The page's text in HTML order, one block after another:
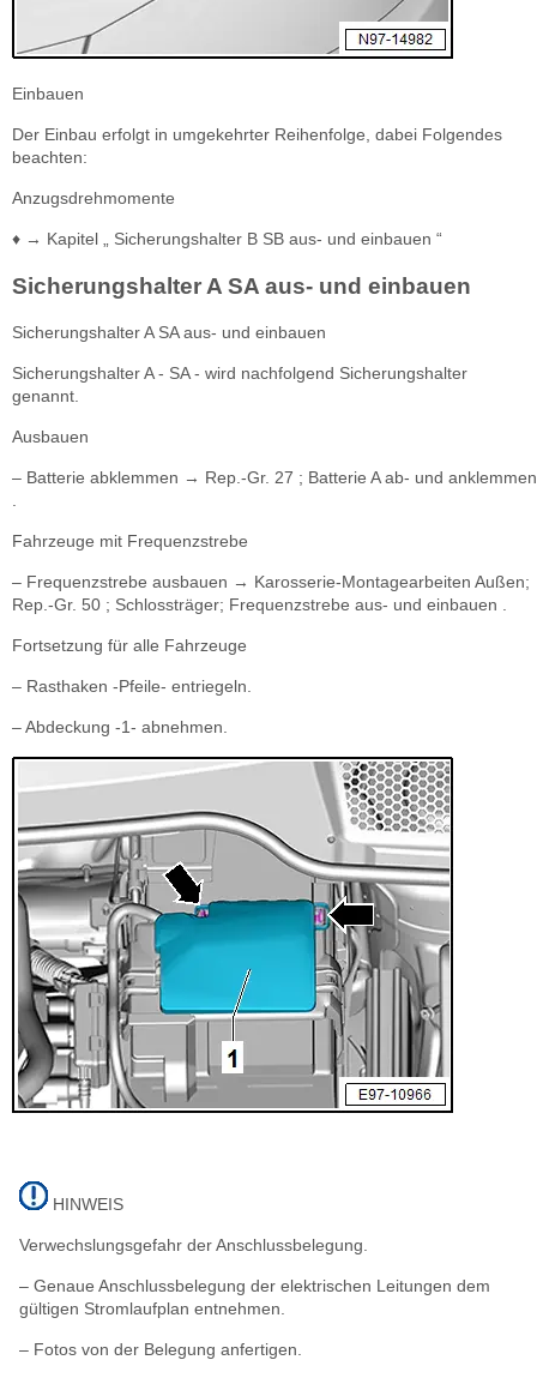
Einbauen
Der Einbau erfolgt in umgekehrter Reihenfolge, dabei Folgendes
beachten:
Anzugsdrehmomente
♦ → Kapitel „ Sicherungshalter B SB aus- und einbauen “
Sicherungshalter A SA aus- und einbauen
Sicherungshalter A SA aus- und einbauen
Sicherungshalter A - SA - wird nachfolgend Sicherungshalter
genannt.
Ausbauen
– Batterie abklemmen → Rep.-Gr. 27 ; Batterie A ab- und anklemmen
Fahrzeuge mit Frequenzstrebe
– Frequenzstrebe ausbauen → Karosserie-Montagearbeiten Außen;
Rep.-Gr. 50 ; Schlossträger; Frequenzstrebe aus- und einbauen .
Fortsetzung für alle Fahrzeuge
– Rasthaken -Pfeile- entriegeln.
– Abdeckung -1- abnehmen.
HINWEIS
Verwechslungsgefahr der Anschlussbelegung.
– Genaue Anschlussbelegung der elektrischen Leitungen dem
gültigen Stromlaufplan entnehmen.
– Fotos von der Belegung anfertigen.